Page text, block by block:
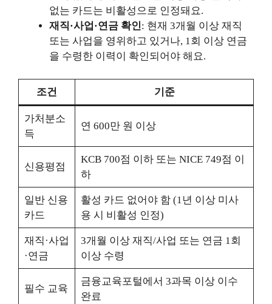
없는 카드는 비활성으로 인정돼요.
재직·사업·연금 확인: 현재 3개월 이상 재직
또는 사업을 영위하고 있거나, 1회 이상 연금
을 수령한 이력이 확인되어야 해요.
조건 기준
가처분소
득
연 600만 원 이상
신용평점
KCB 700점 이하 또는 NICE 749점 이
하
일반 신용
카드
활성 카드 없어야 함 (1년 이상 미사
용 시 비활성 인정)
재직·사업
·연금
3개월 이상 재직/사업 또는 연금 1회
이상 수령
필수 교육
금융교육포털에서 3과목 이상 이수
완료